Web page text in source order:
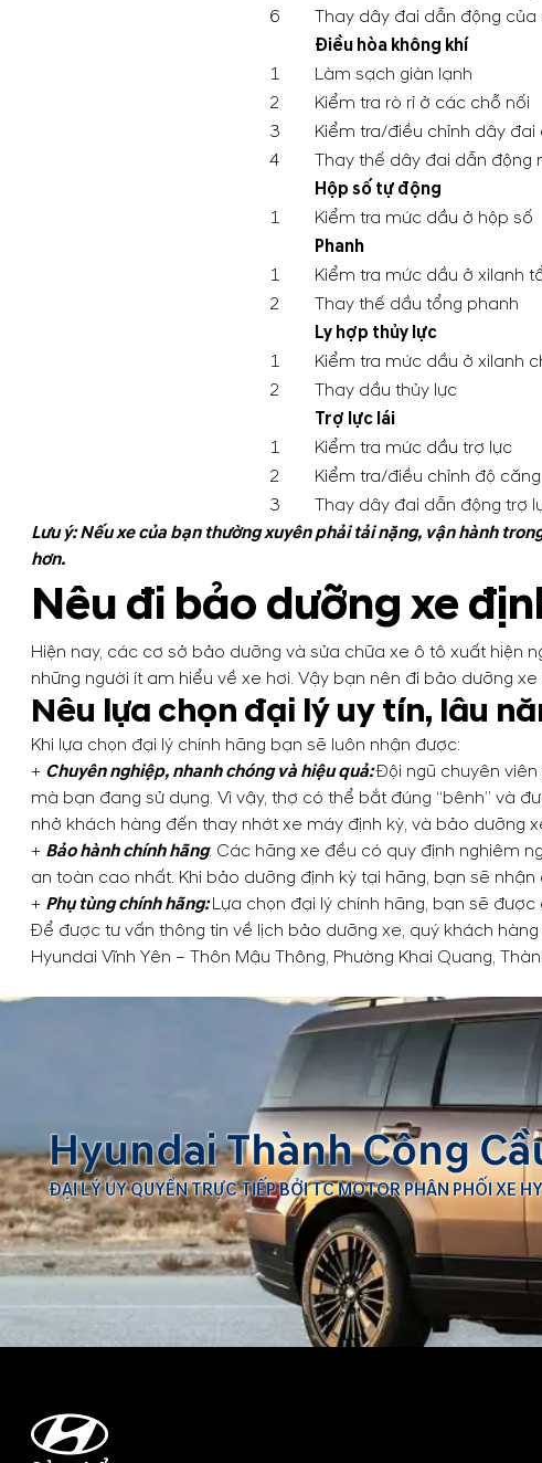
6
Thay dây đai dẫn động của
Điều hòa không khí
1
Làm sạch giàn lạnh
2
Kiểm tra rò rỉ ở các chỗ nối
3
Kiểm tra/điều chỉnh dây
4
Thay thế dây đai dẫn động
Hộp số tự động
1
Kiểm tra mức dầu ở hộp số
Phanh
1
Kiểm tra mức dầu ở xilanh
2
Thay thế dầu tổng phanh
Ly hợp thủy lực
1
Kiểm tra mức dầu ở xilanh
2
Thay dầu thủy lực
Trợ lực lái
1
Kiểm tra mức dầu trợ lực
2
Kiểm tra/điều chỉnh độ
3
Thay dây đai dẫn động trợ
Lưu ý: Nếu xe của bạn thường xuyên phải tải nặng, vận hành
hơn.
Nêu đi bảo dưỡng xe
Hiện nay, các cơ sở bảo dưỡng và sửa chữa xe ô tô xuất hiện
những người ít am hiểu về xe hơi. Vậy bạn nên đi bảo dưỡng xe
Nêu lựa chọn đại lý uy tín, lâu
Khi lựa chọn đại lý chính hãng bạn sẽ luôn nhận được:
+ Chuyên nghiệp, nhanh chóng và hiệu quả:Đội ngũ chuyên
mà bạn đang sử dụng. Vì vậy, thợ có thể bắt đúng “bênh” và
nhở khách hàng đến thay nhớt xe máy định kỳ, và bảo dưỡng
+ Bảo hành chính hãng: Các hãng xe đều có quy định nghiêm
an toàn cao nhất. Khi bảo dưỡng định kỳ tại hãng, bạn sẽ
+ Phụ tùng chính hãng:Lựa chọn đại lý chính hãng, bạn sẽ
Để được tư vấn thông tin về lịch bảo dưỡng xe, quý khách
Hyundai Vĩnh Yên – Thôn Mậu Thông, Phường Khai Quang,
Hyundai Thành Công
ĐẠI LÝ ỦY QUYỀN TRỰC TIẾP BỞI TC MOTOR PHÂN PHỐI XE